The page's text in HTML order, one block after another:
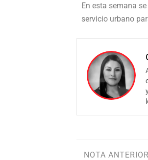
En esta semana
servicio urbano
NOTA ANTERIOR